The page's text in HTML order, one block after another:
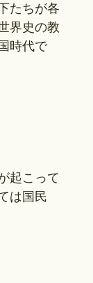
たちが各
界史の教
時代で
起こって
は国民